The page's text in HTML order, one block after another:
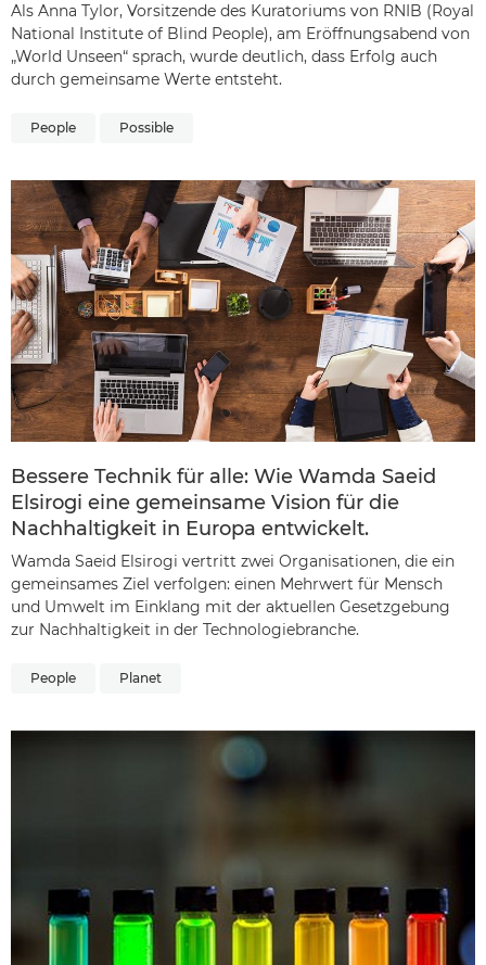
Als Anna Tylor, Vorsitzende des Kuratoriums von RNIB (Royal
National Institute of Blind People), am Eröffnungsabend von
„World Unseen“ sprach, wurde deutlich, dass Erfolg auch
durch gemeinsame Werte entsteht.
People Possible
Bessere Technik für alle: Wie Wamda Saeid
Elsirogi eine gemeinsame Vision für die
Nachhaltigkeit in Europa entwickelt.
Wamda Saeid Elsirogi vertritt zwei Organisationen, die ein
gemeinsames Ziel verfolgen: einen Mehrwert für Mensch
und Umwelt im Einklang mit der aktuellen Gesetzgebung
zur Nachhaltigkeit in der Technologiebranche.
People Planet